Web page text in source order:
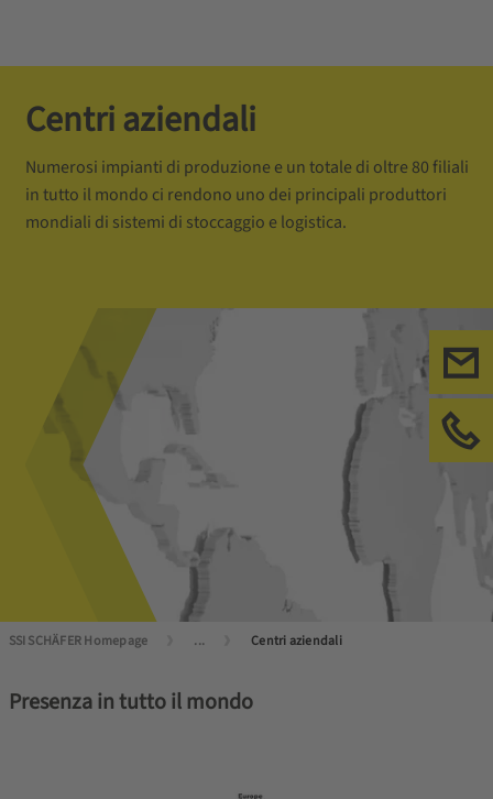
Centri aziendali
Numerosi impianti di produzione e un totale di oltre 80 filiali
in tutto il mondo ci rendono uno dei principali produttori
mondiali di sistemi di stoccaggio e logistica.
SSI SCHÄFER Homepage ... Centri aziendali
Presenza in tutto il mondo